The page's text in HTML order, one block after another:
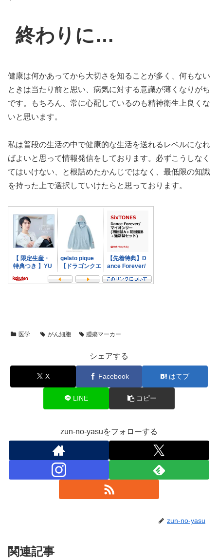
終わりに…
健康は何かあってから大切さを知ることが多く、何もない
ときは当たり前と思い、病気に対する意識が薄くなりがち
です。もちろん、常に心配しているのも精神衛生上良くな
いと思います。
私は普段の生活の中で健康的な生活を送れるレベルになれ
ばよいと思って情報発信をしております。必ずこうしなく
てはいけない、と根詰めたかんじではなく、最低限の知識
を持った上で選択していけたらと思っております。
医学 がん細胞 腫瘍マーカー
シェアする
X Facebook はてブ
LINE コピー
zun-no-yasuをフォローする
zun-no-yasu
関連記事